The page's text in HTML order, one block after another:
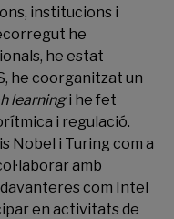
institucions i
he
he estat
he coorganitzat un
learningi he fet
i regulació.
Nobel i Turing com a
amb
com Intel
en activitats de